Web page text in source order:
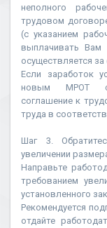
неполного
трудовом
(с указанием
выплачивать Вам
осуществляется
Если заработок
новым МРОТ
соглашение к
труда в
Шаг 3.
увеличении
Направьте
требованием
установленного
Рекомендуется
отдайте